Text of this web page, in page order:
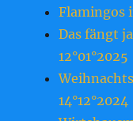
Flamingos
Das fängt
12°01°2025
14°12°2024